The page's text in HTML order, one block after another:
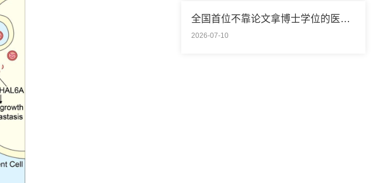
全国首位不靠论文拿博士学位的医学领域研究生通过答辩
2026-07-10